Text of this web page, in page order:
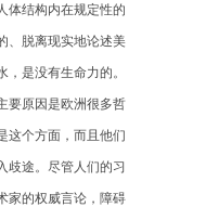
体结构内在规定性的
、脱离现实地论述美
是没有生命力的。
要原因是欧洲很多哲
这个方面，而且他们
歧途。尽管人们的习
家的权威言论，障碍